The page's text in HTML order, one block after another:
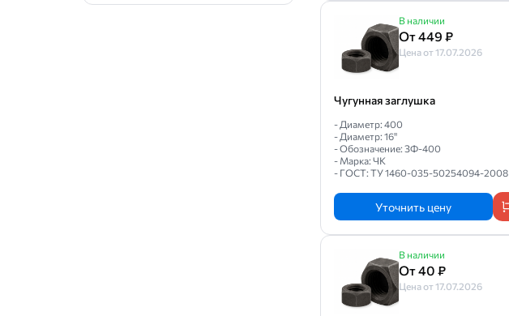
В наличии
От 449 ₽
Цена от 17.07.2026
Чугунная заглушка
- Диаметр: 400
- Диаметр: 16"
- Обозначение: ЗФ-400
- Марка: ЧК
- ГОСТ: ТУ 1460-035-50254094-2008
Уточнить цену
В наличии
От 40 ₽
Цена от 17.07.2026